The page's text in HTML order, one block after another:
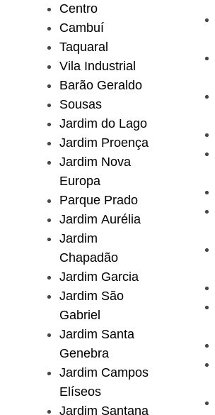
Centro
Cambuí
Taquaral
Vila Industrial
Barão Geraldo
Sousas
Jardim do Lago
Jardim Proença
Jardim Nova
Europa
Parque Prado
Jardim Aurélia
Jardim
Chapadão
Jardim Garcia
Jardim São
Gabriel
Jardim Santa
Genebra
Jardim Campos
Elíseos
Jardim Santana